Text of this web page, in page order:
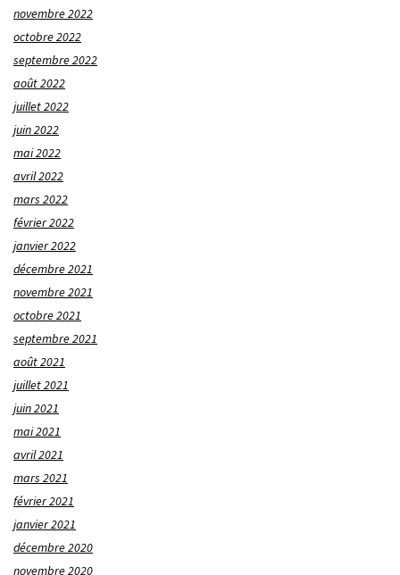
novembre 2022
octobre 2022
septembre 2022
août 2022
juillet 2022
juin 2022
mai 2022
avril 2022
mars 2022
février 2022
janvier 2022
décembre 2021
novembre 2021
octobre 2021
septembre 2021
août 2021
juillet 2021
juin 2021
mai 2021
avril 2021
mars 2021
février 2021
janvier 2021
décembre 2020
novembre 2020